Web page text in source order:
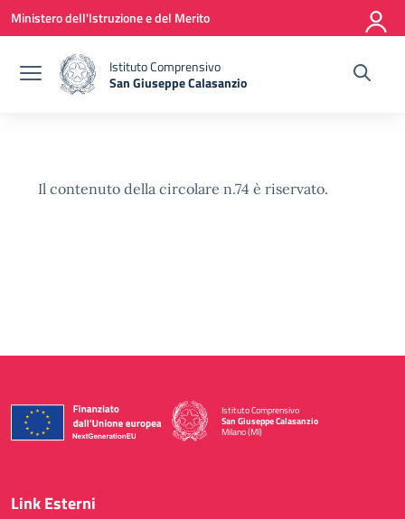
Vai ai contenuti
Vai al menu di navigazione
Vai al footer
Ministero dell'Istruzione e del Merito
Istituto Comprensivo
San Giuseppe Calasanzio
Il contenuto della circolare n.74 è riservato.
Istituto Comprensivo
San Giuseppe Calasanzio
Milano (MI)
— Visita la pagina iniziale della scuola
Link Esterni